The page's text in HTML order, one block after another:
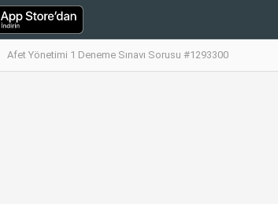
Afet Yönetimi 1 Deneme Sınavı Sorusu #1293300